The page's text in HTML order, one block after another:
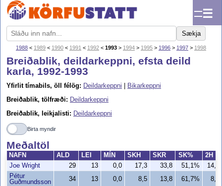
☰
Sækja
1988 < 1989 < 1990 < 1991 < 1992 < 1993 > 1994 > 1995 > 1996 > 1997 > 1998
Breiðablik, deildarkeppni, efsta deild
karla, 1992-1993
Yfirlit tímabils, öll félög: Deildarkeppni
Bikarkeppni
Breiðablik, tölfræði: Deildarkeppni
Breiðablik, leikjalisti: Deildarkeppni
Birta myndir
Meðaltöl
NAFN ALD LEI MÍN SKH SKR SK%
2H
Joe Wright
29 13 0,0 17,3 33,8 51,1%
14,0
Pétur
Guðmundsson
34 13 0,0 8,5 13,8 61,7%
8,5